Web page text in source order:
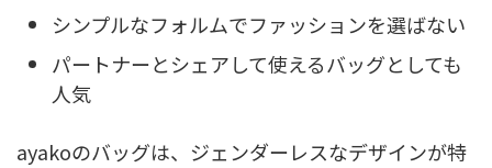
シンプルなフォルムでファッションを選ばない
パートナーとシェアして使えるバッグとしても
人気
ayakoのバッグは、ジェンダーレスなデザインが特